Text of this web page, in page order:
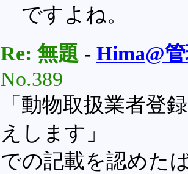
ですよね。
Re: 無題 - Hima@
No.389
「動物取扱業者登
えします」
での記載を認めた